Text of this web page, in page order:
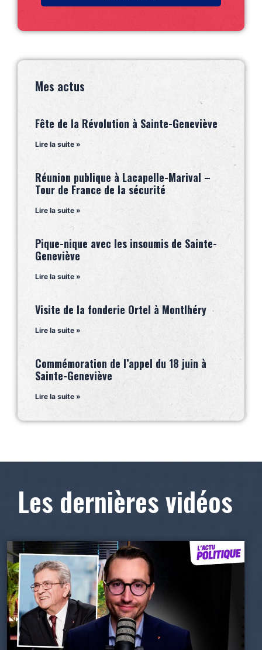
Mes actus
Fête de la Révolution à Sainte-Geneviève
Lire la suite »
Réunion publique à Lacapelle-Marival –
Tour de France de la sécurité
Lire la suite »
Pique-nique avec les insoumis de Sainte-
Geneviève
Lire la suite »
Visite de la fonderie Ortel à Montlhéry
Lire la suite »
Commémoration de l’appel du 18 juin à
Sainte-Geneviève
Lire la suite »
Les dernières vidéos